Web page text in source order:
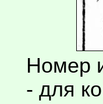
Номер
- для